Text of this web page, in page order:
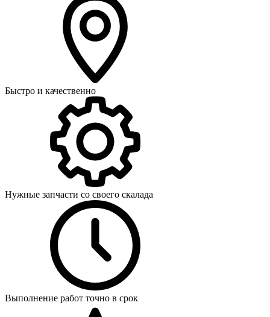
Быстро и качественно
Нужные запчасти со своего скалада
Выполнение работ точно в срок